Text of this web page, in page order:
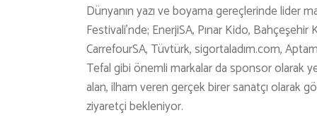
Dünyanın yazı ve boyama gereçlerinde lider
Festivali’nde; EnerjiSA, Pınar Kido,
CarrefourSA, Tüvtürk, sigortaladım.com,
Tefal gibi önemli markalar da sponsor olarak
alan, ilham veren gerçek birer sanatçı olarak
ziyaretçi bekleniyor.